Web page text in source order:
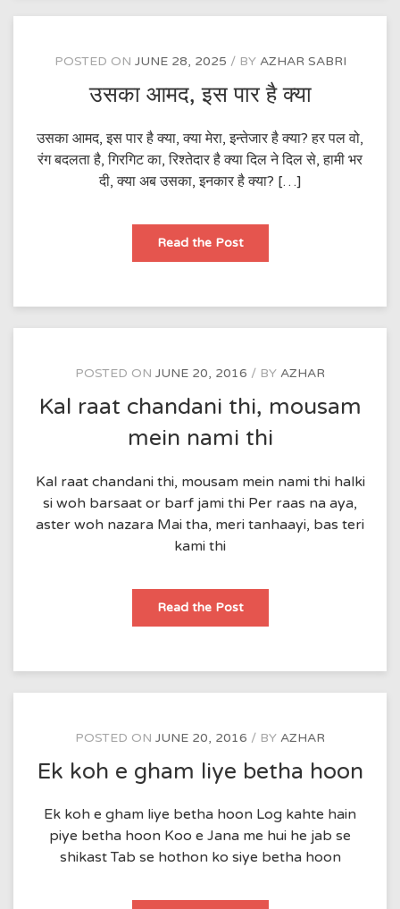
POSTED ON JUNE 28, 2025 BY AZHAR SABRI
उसका आमद, इस पार है क्या
उसका आमद, इस पार है क्या, क्या मेरा, इन्तेजार है क्या? हर पल वो,
रंग बदलता है, गिरगिट का, रिश्तेदार है क्या दिल ने दिल से, हामी भर
दी, क्या अब उसका, इनकार है क्या? […]
Read the Postउसका
इस
क्या
POSTED ON JUNE 20, 2016 BY AZHAR
Kal raat chandani thi, mousam
mein nami thi
Kal raat chandani thi, mousam mein nami thi halki
si woh barsaat or barf jami thi Per raas na aya,
aster woh nazara Mai tha, meri tanhaayi, bas teri
kami thi
Read the PostKal
chandani
mein
thi
POSTED ON JUNE 20, 2016 BY AZHAR
Ek koh e gham liye betha hoon
Ek koh e gham liye betha hoon Log kahte hain
piye betha hoon Koo e Jana me hui he jab se
shikast Tab se hothon ko siye betha hoon